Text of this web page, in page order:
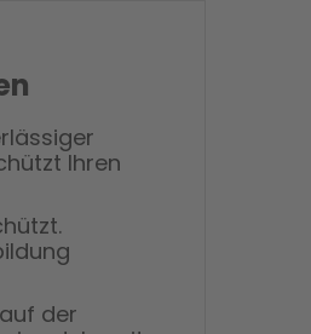
Ihren
der